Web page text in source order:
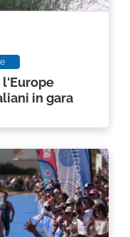
l'Europe
in gara